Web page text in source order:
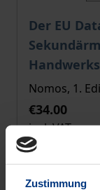
Zustimmung
Der EU
Handwerks
The price
Nomos, 1.
€34.00
incl. VAT